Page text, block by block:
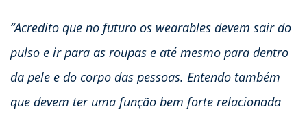
“Acredito que no futuro os wearables devem sair do
pulso e ir para as roupas e até mesmo para dentro
da pele e do corpo das pessoas. Entendo também
que devem ter uma função bem forte relacionada